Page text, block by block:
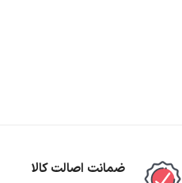
ضمانت اصالت کالا